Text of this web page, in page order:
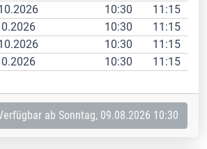
10:30
11:15
10:30
11:15
10:30
11:15
10:30 11:15
ab Sonntag, 09.08.2026 10:30